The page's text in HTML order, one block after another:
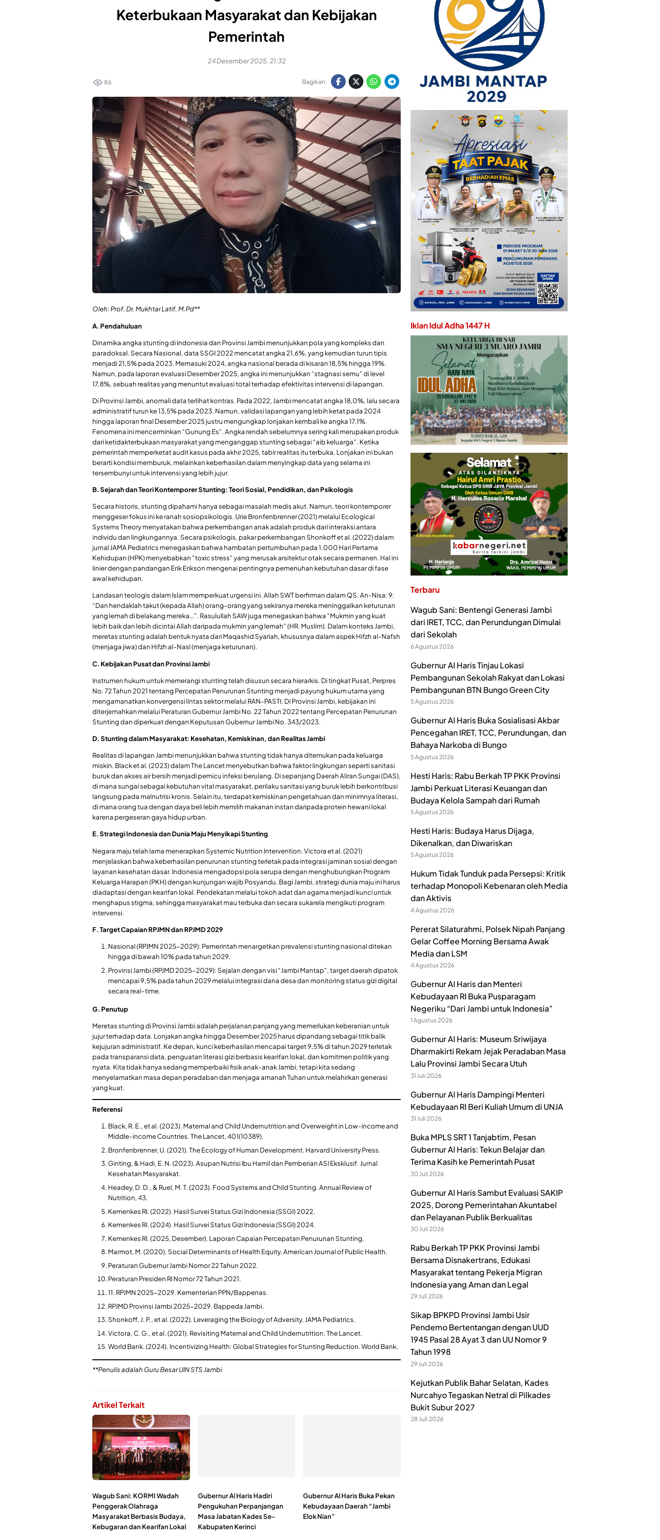
Keterbukaan Masyarakat dan Kebijakan
Pemerintah
24 Desember 2025, 21:32
86 Bagikan:
Oleh: Prof. Dr. Mukhtar Latif, M.Pd**
A. Pendahuluan
Dinamika angka stunting di Indonesia dan Provinsi Jambi menunjukkan pola yang kompleks dan
paradoksal. Secara Nasional, data SSGI 2022 mencatat angka 21,6%, yang kemudian turun tipis
menjadi 21,5% pada 2023. Memasuki 2024, angka nasional berada di kisaran 18,5% hingga 19%.
Namun, pada laporan evaluasi Desember 2025, angka ini menunjukkan “stagnasi semu” di level
17,8%, sebuah realitas yang menuntut evaluasi total terhadap efektivitas intervensi di lapangan.
​Di Provinsi Jambi, anomali data terlihat kontras. Pada 2022, Jambi mencatat angka 18,0%, lalu secara
administratif turun ke 13,5% pada 2023. Namun, validasi lapangan yang lebih ketat pada 2024
hingga laporan final Desember 2025 justru mengungkap lonjakan kembali ke angka 17,1%.
Fenomena ini mencerminkan “Gunung Es”. Angka rendah sebelumnya sering kali merupakan produk
dari ketidakterbukaan masyarakat yang menganggap stunting sebagai “aib keluarga”. Ketika
pemerintah memperketat audit kasus pada akhir 2025, tabir realitas itu terbuka. Lonjakan ini bukan
berarti kondisi memburuk, melainkan keberhasilan dalam menyingkap data yang selama ini
tersembunyi untuk intervensi yang lebih jujur.
B. Sejarah dan Teori Kontemporer Stunting: Teori Sosial, Pendidikan, dan Psikologis
Secara historis, stunting dipahami hanya sebagai masalah medis akut. Namun, teori kontemporer
menggeser fokus ini ke ranah sosiopsikologis. Urie Bronfenbrenner (2021) melalui Ecological
Systems Theory menyatakan bahwa perkembangan anak adalah produk dari interaksi antara
individu dan lingkungannya. Secara psikologis, pakar perkembangan Shonkoff et al. (2022) dalam
jurnal JAMA Pediatrics menegaskan bahwa hambatan pertumbuhan pada 1.000 Hari Pertama
Kehidupan (HPK) menyebabkan “toxic stress” yang merusak arsitektur otak secara permanen. Hal ini
linier dengan pandangan Erik Erikson mengenai pentingnya pemenuhan kebutuhan dasar di fase
awal kehidupan.
​Landasan teologis dalam Islam memperkuat urgensi ini. Allah SWT berfirman dalam QS. An-Nisa: 9:
“Dan hendaklah takut (kepada Allah) orang-orang yang sekiranya mereka meninggalkan keturunan
yang lemah di belakang mereka…”. Rasulullah SAW juga menegaskan bahwa “Mukmin yang kuat
lebih baik dan lebih dicintai Allah daripada mukmin yang lemah” (HR. Muslim). Dalam konteks Jambi,
meretas stunting adalah bentuk nyata dari Maqashid Syariah, khususnya dalam aspek Hifzh al-Nafsh
(menjaga jiwa) dan Hifzh al-Nasl (menjaga keturunan).
C. Kebijakan Pusat dan Provinsi Jambi
Instrumen hukum untuk memerangi stunting telah disusun secara hierarkis. Di tingkat Pusat, Perpres
No. 72 Tahun 2021 tentang Percepatan Penurunan Stunting menjadi payung hukum utama yang
mengamanatkan konvergensi lintas sektor melalui RAN-PASTI. Di Provinsi Jambi, kebijakan ini
diterjemahkan melalui Peraturan Gubernur Jambi No. 22 Tahun 2022 tentang Percepatan Penurunan
Stunting dan diperkuat dengan Keputusan Gubernur Jambi No. 343/2023.
D. Stunting dalam Masyarakat: Kesehatan, Kemiskinan, dan Realitas Jambi
Realitas di lapangan Jambi menunjukkan bahwa stunting tidak hanya ditemukan pada keluarga
miskin. Black et al. (2023) dalam The Lancet menyebutkan bahwa faktor lingkungan seperti sanitasi
buruk dan akses air bersih menjadi pemicu infeksi berulang. Di sepanjang Daerah Aliran Sungai (DAS),
di mana sungai sebagai kebutuhan vital masyarakat, perilaku sanitasi yang buruk lebih berkontribusi
langsung pada malnutrisi kronis. Selain itu, terdapat kemiskinan pengetahuan dan minimnya literasi,
di mana orang tua dengan daya beli lebih memilih makanan instan daripada protein hewani lokal
karena pergeseran gaya hidup urban.
E. Strategi Indonesia dan Dunia Maju Menyikapi Stunting
Negara maju telah lama menerapkan Systemic Nutrition Intervention. Victora et al. (2021)
menjelaskan bahwa keberhasilan penurunan stunting terletak pada integrasi jaminan sosial dengan
layanan kesehatan dasar. Indonesia mengadopsi pola serupa dengan menghubungkan Program
Keluarga Harapan (PKH) dengan kunjungan wajib Posyandu. Bagi Jambi, strategi dunia maju ini harus
diadaptasi dengan kearifan lokal. Pendekatan melalui tokoh adat dan agama menjadi kunci untuk
menghapus stigma, sehingga masyarakat mau terbuka dan secara sukarela mengikuti program
intervensi.
F. Target Capaian RPJMN dan RPJMD 2029
​Nasional (RPJMN 2025-2029): Pemerintah menargetkan prevalensi stunting nasional ditekan
hingga di bawah 10% pada tahun 2029.
​Provinsi Jambi (RPJMD 2025-2029): Sejalan dengan visi “Jambi Mantap”, target daerah dipatok
mencapai 9,5% pada tahun 2029 melalui integrasi dana desa dan monitoring status gizi digital
secara real-time.
G. Penutup
Meretas stunting di Provinsi Jambi adalah perjalanan panjang yang memerlukan keberanian untuk
jujur terhadap data. Lonjakan angka hingga Desember 2025 harus dipandang sebagai titik balik
kejujuran administratif. Ke depan, kunci keberhasilan mencapai target 9,5% di tahun 2029 terletak
pada transparansi data, penguatan literasi gizi berbasis kearifan lokal, dan komitmen politik yang
nyata. Kita tidak hanya sedang memperbaiki fisik anak-anak Jambi, tetapi kita sedang
menyelamatkan masa depan peradaban dan menjaga amanah Tuhan untuk melahirkan generasi
yang kuat.
Referensi
​Black, R. E., et al. (2023). Maternal and Child Undernutrition and Overweight in Low-income and
Middle-income Countries. The Lancet, 401(10389).
​Bronfenbrenner, U. (2021). The Ecology of Human Development. Harvard University Press.
​Ginting, & Hadi, E. N. (2023). Asupan Nutrisi Ibu Hamil dan Pemberian ASI Eksklusif. Jurnal
Kesehatan Masyarakat.
​Headey, D. D., & Ruel, M. T. (2023). Food Systems and Child Stunting. Annual Review of
Nutrition, 43.
Kemenkes RI. (2022). Hasil Survei Status Gizi Indonesia (SSGI) 2022.
Kemenkes RI. (2024). Hasil Survei Status Gizi Indonesia (SSGI) 2024.
Kemenkes RI. (2025, Desember). Laporan Capaian Percepatan Penurunan Stunting.
Marmot, M. (2020). Social Determinants of Health Equity. American Journal of Public Health.
​Peraturan Gubernur Jambi Nomor 22 Tahun 2022.
Peraturan Presiden RI Nomor 72 Tahun 2021.
11.​ RPJMN 2025-2029. Kementerian PPN/Bappenas.
RPJMD Provinsi Jambi 2025-2029. Bappeda Jambi.
​Shonkoff, J. P., et al. (2022). Leveraging the Biology of Adversity. JAMA Pediatrics.
​Victora, C. G., et al. (2021). Revisiting Maternal and Child Undernutrition. The Lancet.
World Bank. (2024). Incentivizing Health: Global Strategies for Stunting Reduction. World Bank.
​**Penulis adalah Guru Besar UIN STS Jambi
Artikel Terkait
Wagub Sani: KORMI Wadah
Penggerak Olahraga
Masyarakat Berbasis Budaya,
Kebugaran dan Kearifan Lokal
Gubernur Al Haris Hadiri
Pengukuhan Perpanjangan
Masa Jabatan Kades Se-
Kabupaten Kerinci
Gubernur Al Haris Buka Pekan
Kebudayaan Daerah “Jambi
Elok Nian”
Iklan Idul Adha 1447 H
Terbaru
Wagub Sani: Bentengi Generasi Jambi
dari IRET, TCC, dan Perundungan Dimulai
dari Sekolah
6 Agustus 2026
Gubernur Al Haris Tinjau Lokasi
Pembangunan Sekolah Rakyat dan Lokasi
Pembangunan BTN Bungo Green City
5 Agustus 2026
Gubernur Al Haris Buka Sosialisasi Akbar
Pencegahan IRET, TCC, Perundungan, dan
Bahaya Narkoba di Bungo
5 Agustus 2026
Hesti Haris: Rabu Berkah TP PKK Provinsi
Jambi Perkuat Literasi Keuangan dan
Budaya Kelola Sampah dari Rumah
5 Agustus 2026
Hesti Haris: Budaya Harus Dijaga,
Dikenalkan, dan Diwariskan
5 Agustus 2026
Hukum Tidak Tunduk pada Persepsi: Kritik
terhadap Monopoli Kebenaran oleh Media
dan Aktivis
4 Agustus 2026
Pererat Silaturahmi, Polsek Nipah Panjang
Gelar Coffee Morning Bersama Awak
Media dan LSM
4 Agustus 2026
Gubernur Al Haris dan Menteri
Kebudayaan RI Buka Pusparagam
Negeriku “Dari Jambi untuk Indonesia”
1 Agustus 2026
Gubernur Al Haris: Museum Sriwijaya
Dharmakirti Rekam Jejak Peradaban Masa
Lalu Provinsi Jambi Secara Utuh
31 Juli 2026
Gubernur Al Haris Dampingi Menteri
Kebudayaan RI Beri Kuliah Umum di UNJA
31 Juli 2026
Buka MPLS SRT 1 Tanjabtim, Pesan
Gubernur Al Haris: Tekun Belajar dan
Terima Kasih ke Pemerintah Pusat
30 Juli 2026
Gubernur Al Haris Sambut Evaluasi SAKIP
2025, Dorong Pemerintahan Akuntabel
dan Pelayanan Publik Berkualitas
30 Juli 2026
Rabu Berkah TP PKK Provinsi Jambi
Bersama Disnakertrans, Edukasi
Masyarakat tentang Pekerja Migran
Indonesia yang Aman dan Legal
29 Juli 2026
Sikap BPKPD Provinsi Jambi Usir
Pendemo Bertentangan dengan UUD
1945 Pasal 28 Ayat 3 dan UU Nomor 9
Tahun 1998
29 Juli 2026
Kejutkan Publik Bahar Selatan, Kades
Nurcahyo Tegaskan Netral di Pilkades
Bukit Subur 2027
28 Juli 2026